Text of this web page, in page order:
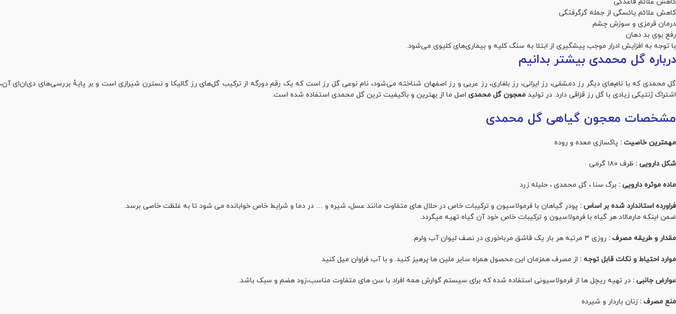
کاهش علائم یائسگی از جمله گرگرفتگی
درمان قرمزی و سوزش چشم
رفع بوی بد دهان
با توجه به افزایش ادرار موجب پیشگیری از ابتلا به سنگ کلیه و بیماری‌های کلیوی می‌شود.
درباره گل محمدی بیشتر بدانیم
گل محمدی که با نام‌های دیگر رز دمشقی، رز ایرانی، رز بلغاری، رز عربی و رز اصفهان شناخته می‌شود، نام نوعی گل رز است که یک رقم دورگه از ترکیب گل‌های رز گالیکا و نسترن شیرازی است و بر پایهٔ بررسی‌های دی‌ان‌ای آن،
اشتراک ژنتیکی زیادی با گل رز قزاقی دارد. در تولید معجون گل محمدی اصل ما از بهترین و باکیفیت ترین گل محمدی استفاده شده است.
مشخصات معجون گیاهی گل محمدی
مهمترین خاصیت : پاکسازی معده و روده
شکل دارویی : ظرف ۱۸۰ گرمی
ماده موثره دارویی : برگ سنا ، گل محمدی ، حلیله زرد
فراورده استاندارد شده بر اساس : پودر گیاهان با فرمولاسیون و ترکیبات خاص در حلال های متفاوت مانند عسل، شیره و … در دما و شرایط خاص خوابانده می شود تا به غلظت خاصی برسد.
ضمن اینکه مارمالاد هر گیاه با فرمولاسیون و ترکیبات خاص خود آن گیاه تهیه میگردد.
مقدار و طریقه مصرف : روزی ۳ مرتبه هر بار یک قاشق مرباخوری در نصف لیوان آب ولرم.
موارد احتیاط و نکات قابل توجه : از مصرف همزمان این محصول همراه سایر ملین ها پرهیز کنید. و با آب فراوان میل کنید
عوارض جانبی : در تهیه ریچل ها از فرمولاسیونی استفاده شده که برای سیستم گوارش همه افراد با سن های متفاوت مناسب،زود هضم و سبک باشد.
منع مصرف : زنان باردار و شیرده